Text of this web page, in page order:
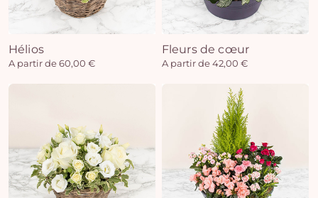
Hélios
A partir de 60,00 €
Fleurs de cœur
A partir de 42,00 €